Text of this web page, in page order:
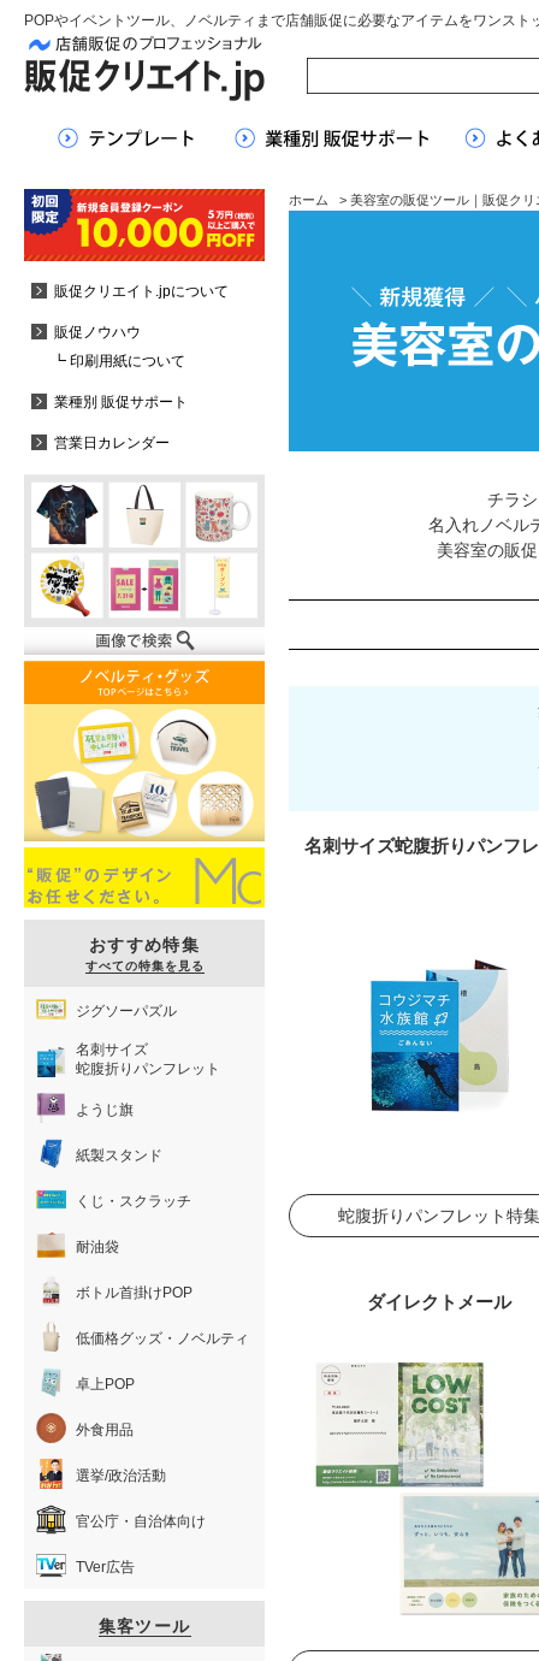
POPやイベントツール、ノベルティまで店舗販促に必要なアイテムをワンスト
ホーム > 美容室の販促ツール｜販促ク
チラ
名入れノベル
美容室の販
名刺サイズ蛇腹折りパンフ
蛇腹折りパンフレット特集
ダイレクトメール
販促クリエイト.jpについて
販促ノウハウ
┗ 印刷用紙について
業種別 販促サポート
営業日カレンダー
おすすめ特集
すべての特集を見る
ジグソーパズル
名刺サイズ
蛇腹折りパンフレット
ようじ旗
紙製スタンド
くじ・スクラッチ
耐油袋
ボトル首掛けPOP
低価格グッズ・ノベルティ
卓上POP
外食用品
選挙/政治活動
官公庁・自治体向け
TVer広告
集客ツール